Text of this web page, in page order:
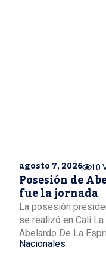
agosto 7, 2026 10
Posesión de
fue la jornada
La posesión
se realizó en Cali
Abelardo De La
Nacionales